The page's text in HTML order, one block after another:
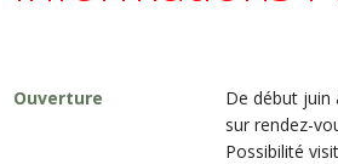
Ouverture
De début juin
sur rendez-
Possibilité